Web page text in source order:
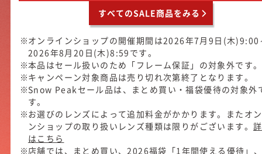
すべてのSALE商品をみる
オンラインショップの開催期間は2026年7月9日(木)9:00
2026年8月20日(木)8:59です。
本品はセール扱いのため「フレーム保証」の対象外です。
キャンペーン対象商品は売り切れ次第終了となります。
Snow Peakセール品は、まとめ買い・福袋優待の対象外
す。
お選びのレンズによって追加料金がかかります。またオ
ンショップの取り扱いレンズ種類は限りがございます。
はこちら
店舗では、まとめ買い、2026福袋「1年間使える優待」